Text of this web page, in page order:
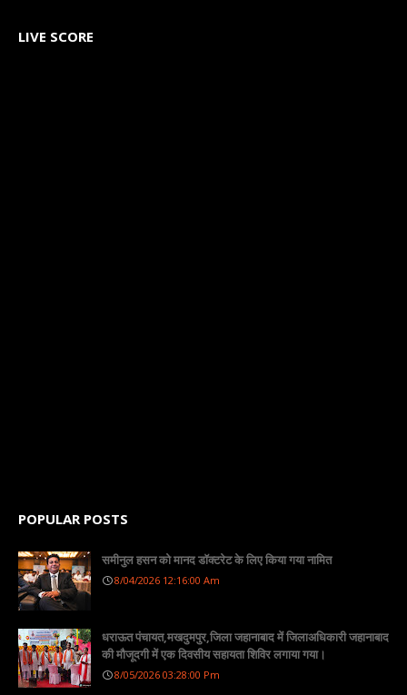
LIVE SCORE
POPULAR POSTS
समीनुल हसन को मानद डॉक्टरेट के लिए किया गया नामित
8/04/2026 12:16:00 Am
धराऊत पंचायत,मखदुमपुर,जिला जहानाबाद में जिलाअधिकारी जहानाबाद
की मौजूदगी में एक दिवसीय सहायता शिविर लगाया गया।
8/05/2026 03:28:00 Pm